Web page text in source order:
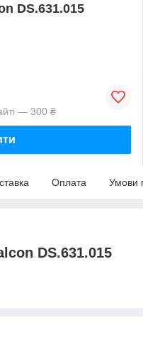
DS.631.015
— 300 ₴
Оплата Умови
DS.631.015